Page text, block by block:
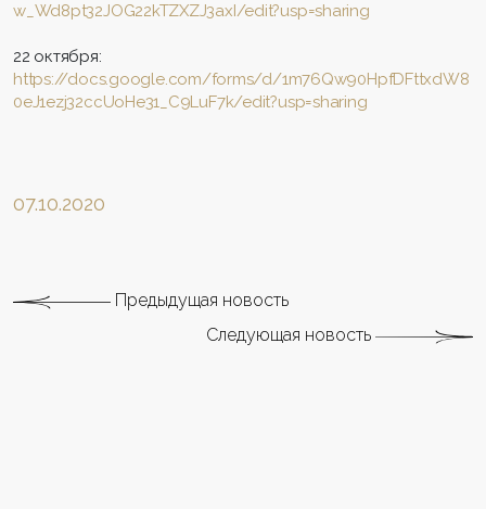
w_Wd8pt32JOG22kTZXZJ3axI/edit?usp=sharing
22 октября:
https://docs.google.com/forms/d/1m76Qw90HpfDFttxdW8
0eJ1ezj32ccUoHe31_C9LuF7k/edit?usp=sharing
07.10.2020
Предыдущая новость
Следующая новость